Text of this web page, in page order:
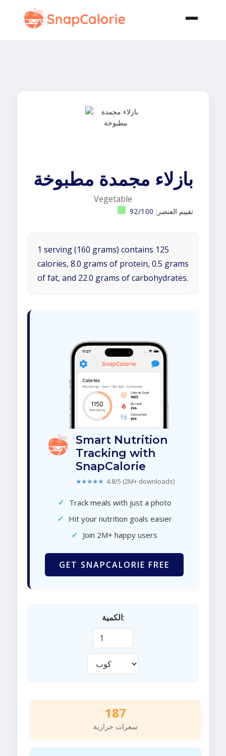
بازلاء مجمدة مطبوخة
Vegetable
تقييم العنصر: 92/100
1 serving (160 grams) contains 125
calories, 8.0 grams of protein, 0.5 grams
of fat, and 22.0 grams of carbohydrates.
Smart Nutrition
Tracking with
SnapCalorie
★★★★★ 4.8/5 (2M+ downloads)
✓ Track meals with just a photo
✓ Hit your nutrition goals easier
✓ Join 2M+ happy users
GET SNAPCALORIE FREE
الكمية:
187
سعرات حرارية